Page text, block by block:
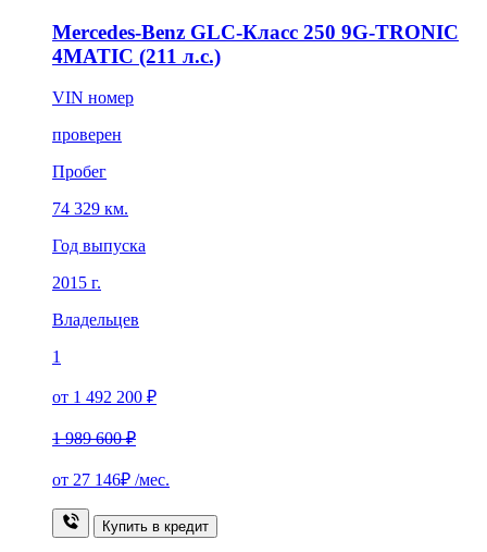
Mercedes-Benz GLC-Класс 250 9G-TRONIC
4MATIC (211 л.с.)
VIN номер
проверен
Пробег
74 329 км.
Год выпуска
2015 г.
Владельцев
1
от 1 492 200 ₽
1 989 600 ₽
от 27 146₽ /мес.
Купить в кредит